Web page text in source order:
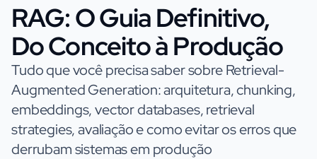
RAG: O Guia Definitivo,
Do Conceito à Produção
Tudo que você precisa saber sobre Retrieval-
Augmented Generation: arquitetura, chunking,
embeddings, vector databases, retrieval
strategies, avaliação e como evitar os erros que
derrubam sistemas em produção